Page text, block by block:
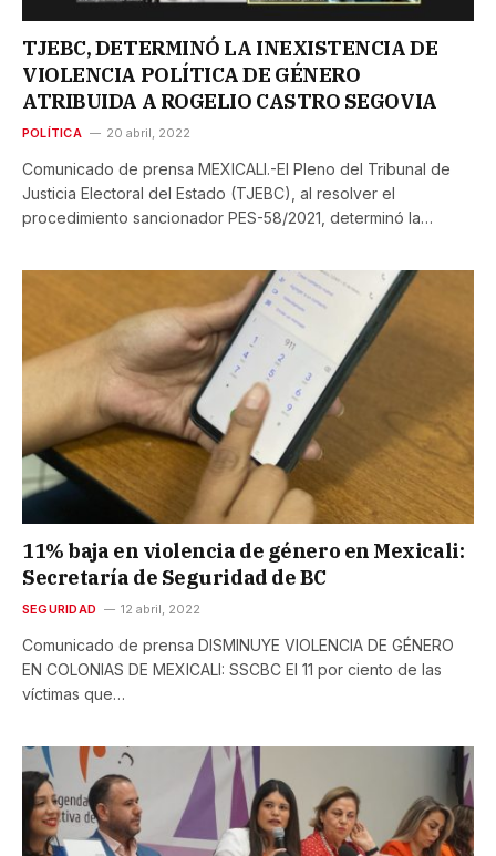
TJEBC, DETERMINÓ LA INEXISTENCIA DE
VIOLENCIA POLÍTICA DE GÉNERO
ATRIBUIDA A ROGELIO CASTRO SEGOVIA
POLÍTICA 20 abril, 2022
Comunicado de prensa MEXICALI.-El Pleno del Tribunal de
Justicia Electoral del Estado (TJEBC), al resolver el
procedimiento sancionador PES-58/2021, determinó la…
11% baja en violencia de género en Mexicali:
Secretaría de Seguridad de BC
SEGURIDAD 12 abril, 2022
Comunicado de prensa DISMINUYE VIOLENCIA DE GÉNERO
EN COLONIAS DE MEXICALI: SSCBC El 11 por ciento de las
víctimas que…